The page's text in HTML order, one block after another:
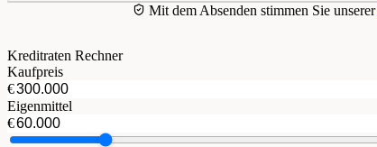
Mit dem Absenden stimmen Sie unserer
Kreditraten Rechner
Kaufpreis
€
Eigenmittel
€